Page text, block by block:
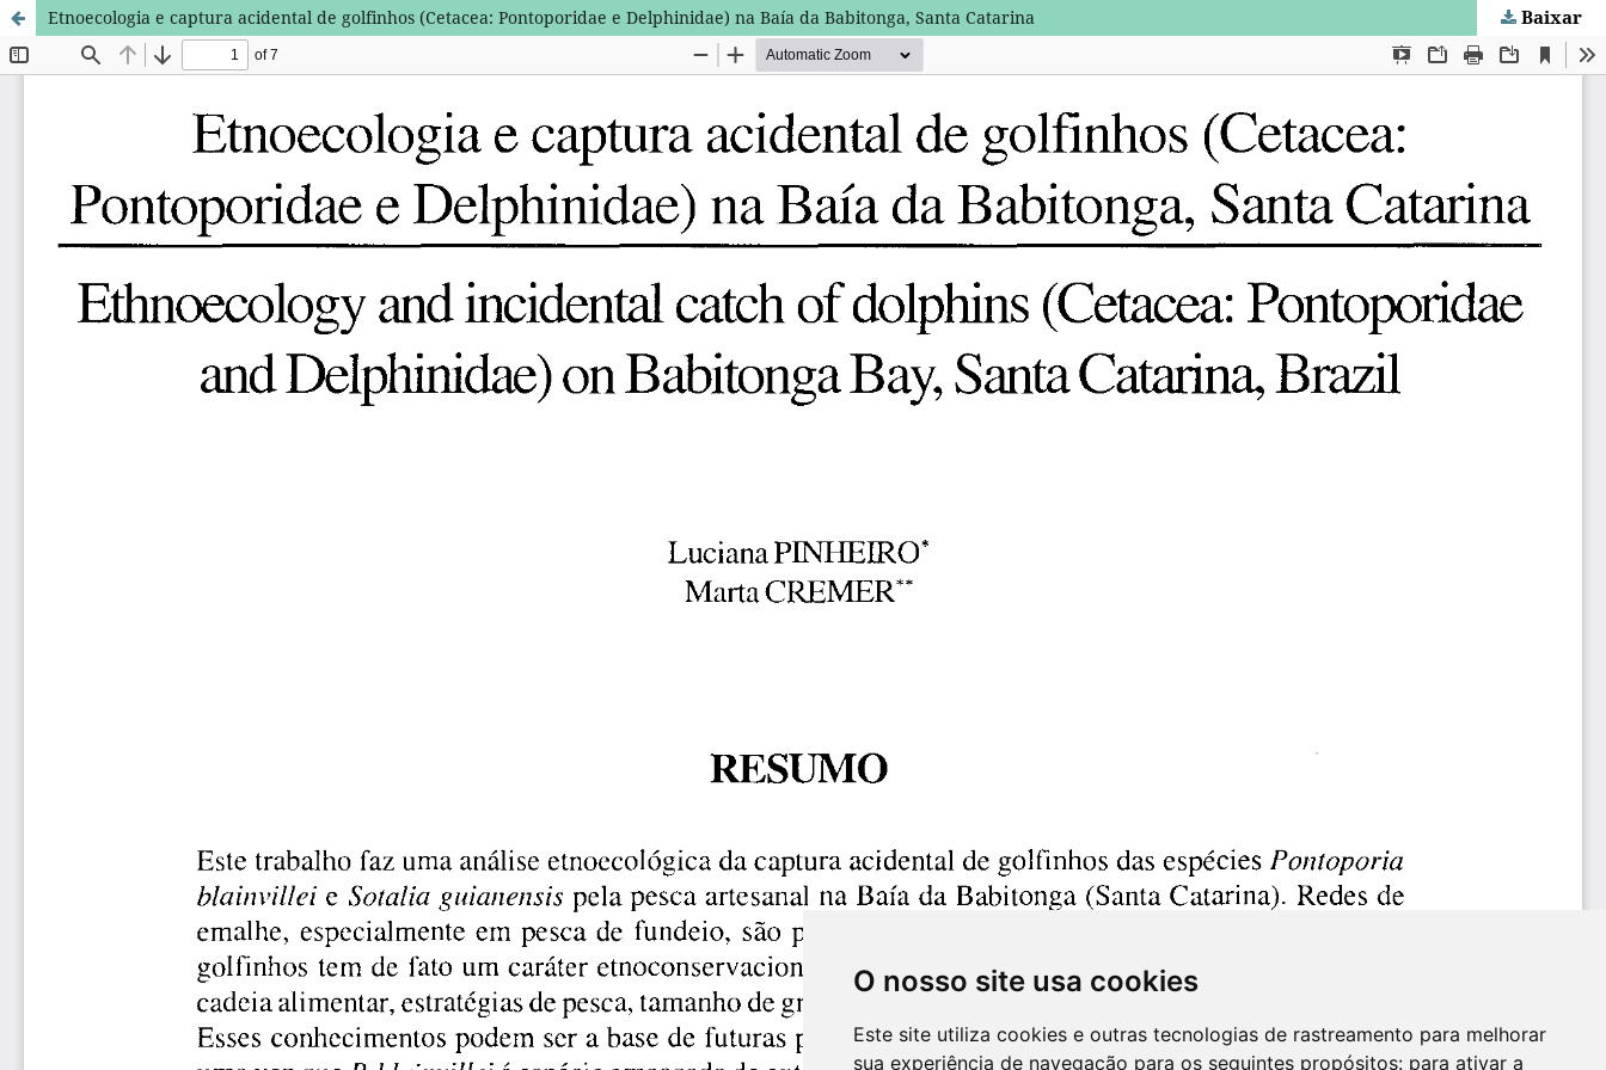
O nosso site usa cookies
Este site utiliza cookies e outras tecnologias de rastreamento para melhorar
sua experiência de navegação para os seguintes propósitos: para ativar a
Etnoecologia e captura acidental de golfinhos (Cetacea: Pontoporidae e Delphinidae) na Baía da Babitonga, Santa Catarina Baixar